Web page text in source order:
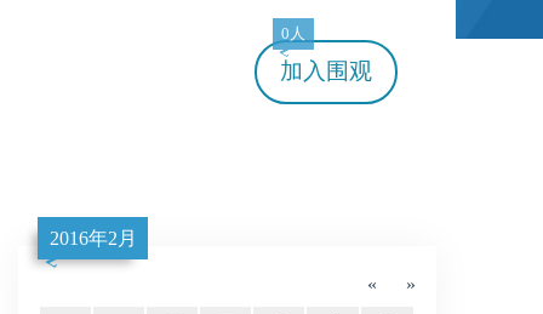
加入
0人
围观
«
2016年2月
»